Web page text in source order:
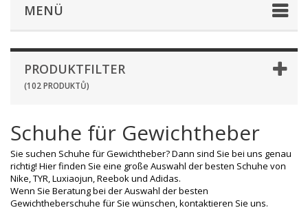
MENÜ
PRODUKTFILTER
(102 PRODUKTŮ)
Schuhe für Gewichtheber
Sie suchen Schuhe für Gewichtheber? Dann sind Sie bei uns genau
richtig! Hier finden Sie eine große Auswahl der besten Schuhe von
Nike, TYR, Luxiaojun, Reebok und Adidas.
Wenn Sie Beratung bei der Auswahl der besten
Gewichtheberschuhe für Sie wünschen, kontaktieren Sie uns.